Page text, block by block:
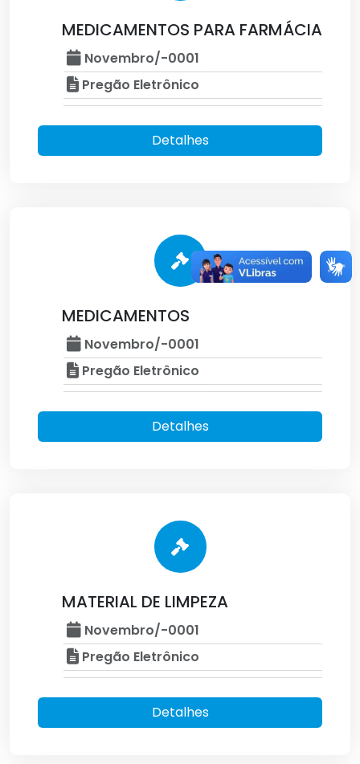
MEDICAMENTOS PARA FARMÁCIA
Novembro/-0001
Pregão Eletrônico
Detalhes
MEDICAMENTOS
Novembro/-0001
Pregão Eletrônico
Detalhes
MATERIAL DE LIMPEZA
Novembro/-0001
Pregão Eletrônico
Detalhes